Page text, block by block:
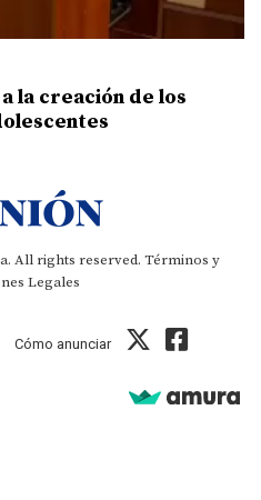
la creación de los
All rights reserved. Términos y
Legales
Cómo anunciar